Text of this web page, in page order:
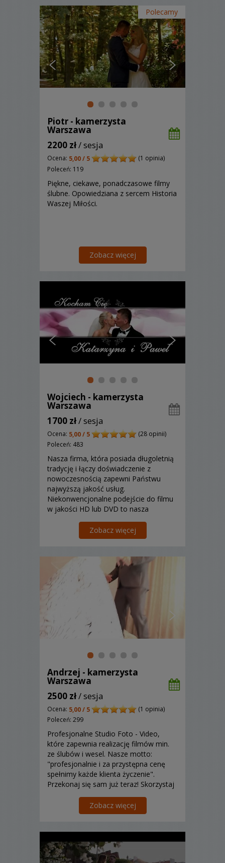
Polecamy
Piotr - kamerzysta
Warszawa
2200 zł/ sesja
Ocena: 5,00 / 5
(1 opinia)
Poleceń: 119
Piękne, ciekawe, ponadczasowe filmy
ślubne. Opowiedziana z sercem Historia
Waszej Miłości.
Zobacz więcej
Wojciech - kamerzysta
Warszawa
1700 zł/ sesja
Ocena: 5,00 / 5
(28 opinii)
Poleceń: 483
Nasza firma, która posiada długoletnią
tradycję i łączy doświadczenie z
nowoczesnością zapewni Państwu
najwyższą jakość usług.
Niekonwencjonalne podejście do filmu
w jakości HD lub DVD to nasza
Zobacz więcej
Andrzej - kamerzysta
Warszawa
2500 zł/ sesja
Ocena: 5,00 / 5
(1 opinia)
Poleceń: 299
Profesjonalne Studio Foto - Video,
które zapewnia realizację filmów min.
ze ślubów i wesel. Nasze motto:
"profesjonalnie i za przystępna cenę
spełnimy każde klienta życzenie".
Przekonaj się sam już teraz! Skorzystaj
Zobacz więcej